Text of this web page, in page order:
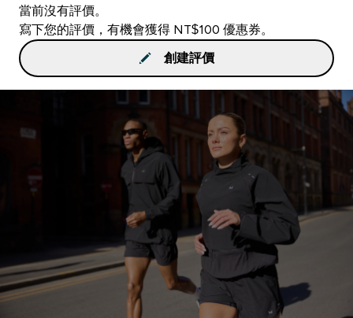
當前沒有評價。
寫下您的評價，有機會獲得 NT$100 優惠券。
創建評價